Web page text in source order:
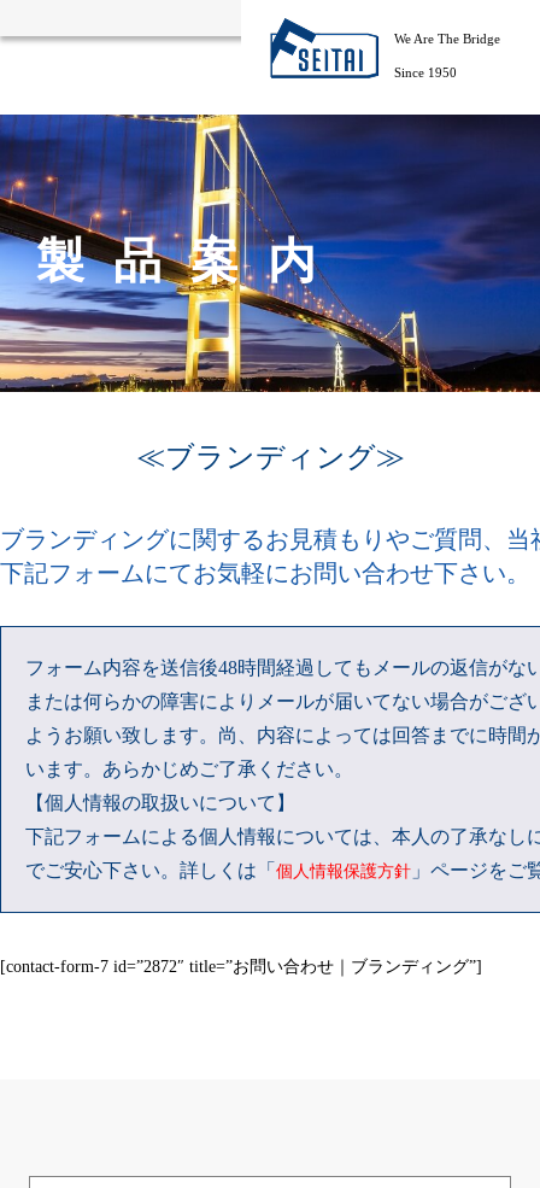
We Are The Bridge
Since 1950
製品案内
≪ブランディング≫
ブランディングに関するお見積もりやご質問、
下記フォームにてお気軽にお問い合わせ下さい。
フォーム内容を送信後48時間経過してもメールの返信が
または何らかの障害によりメールが届いてない場合がご
ようお願い致します。尚、内容によっては回答までに時
います。あらかじめご了承ください。
【個人情報の取扱いについて】
下記フォームによる個人情報については、本人の了承なし
でご安心下さい。詳しくは「 個人情報保護方針 」ページをご
[contact-form-7 id=”2872″ title=”お問い合わせ｜ブランディング”]